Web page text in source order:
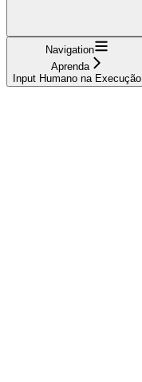
Navigation
Aprenda
Input Humano na Execução